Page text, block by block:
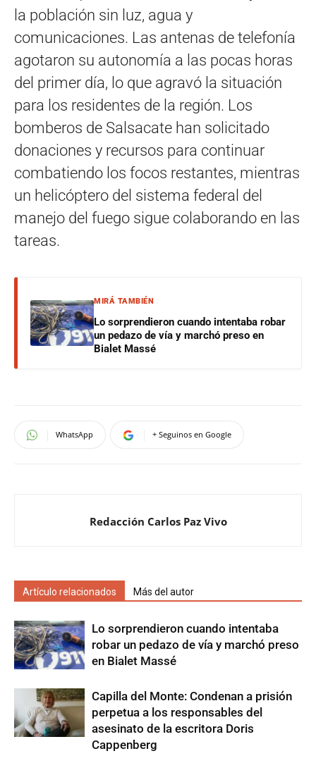
la población sin luz, agua y
comunicaciones. Las antenas de telefonía
agotaron su autonomía a las pocas horas
del primer día, lo que agravó la situación
para los residentes de la región. Los
bomberos de Salsacate han solicitado
donaciones y recursos para continuar
combatiendo los focos restantes, mientras
un helicóptero del sistema federal del
manejo del fuego sigue colaborando en las
tareas.
MIRÁ TAMBIÉN
Lo sorprendieron cuando intentaba robar
un pedazo de vía y marchó preso en
Bialet Massé
WhatsApp + Seguinos en Google
Redacción Carlos Paz Vivo
Artículo relacionados Más del autor
Lo sorprendieron cuando intentaba
robar un pedazo de vía y marchó preso
en Bialet Massé
Capilla del Monte: Condenan a prisión
perpetua a los responsables del
asesinato de la escritora Doris
Cappenberg